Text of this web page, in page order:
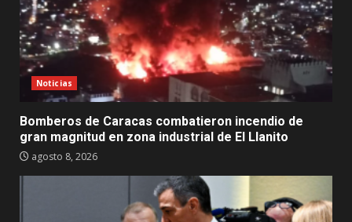
Noticias
Bomberos de Caracas combatieron incendio de
gran magnitud en zona industrial de El Llanito
agosto 8, 2026